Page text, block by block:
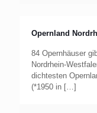
Opernland
84 Opernhäuser
Nordrhein-
dichtesten
(*1950 in […]